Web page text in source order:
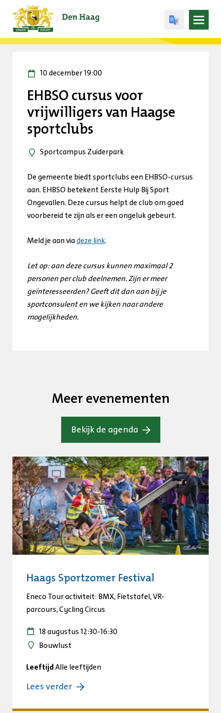
Open
menu
EHBSO cursus voor
vrijwilligers van Haagse
sportclubs
10 december 19:00
Sportcampus Zuiderpark
De gemeente biedt sportclubs een EHBSO-cursus
aan. EHBSO betekent Eerste Hulp Bij Sport
Ongevallen. Deze cursus helpt de club om goed
voorbereid te zijn als er een ongeluk gebeurt.
Meld je aan viadeze link.
Let op: aan deze cursus kunnen maximaal 2
personen per club deelnemen. Zijn er meer
geïnteresseerden? Geeft dit dan aan bij je
sportconsulent en we kijken naar andere
mogelijkheden.
Meer evenementen
Bekijk de agenda
Haags Sportzomer Festival
Eneco Tour activiteit: BMX, Fietstafel, VR-
parcours, Cycling Circus
18 augustus 12:30-16:30
Bouwlust
Leeftijd Alle leeftijden
Lees verder over: